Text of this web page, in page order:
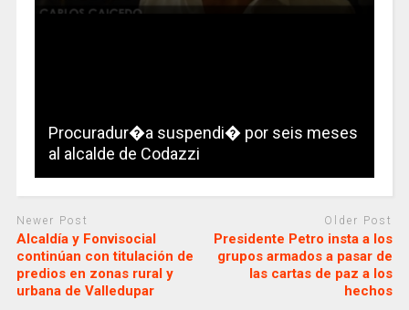
Procuradur�a suspendi� por seis meses
al alcalde de Codazzi
Newer Post
Alcaldía y Fonvisocial
continúan con titulación de
predios en zonas rural y
urbana de Valledupar
Older Post
Presidente Petro insta a los
grupos armados a pasar de
las cartas de paz a los
hechos